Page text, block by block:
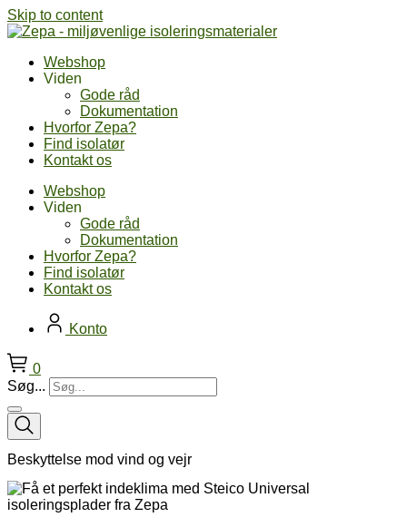
Skip to content
Webshop
Viden
Gode råd
Dokumentation
Hvorfor Zepa?
Find isolatør
Kontakt os
Webshop
Viden
Gode råd
Dokumentation
Hvorfor Zepa?
Find isolatør
Kontakt os
Konto
0
Søg...
Beskyttelse mod vind og vejr